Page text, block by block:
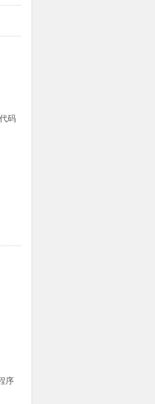
码
序